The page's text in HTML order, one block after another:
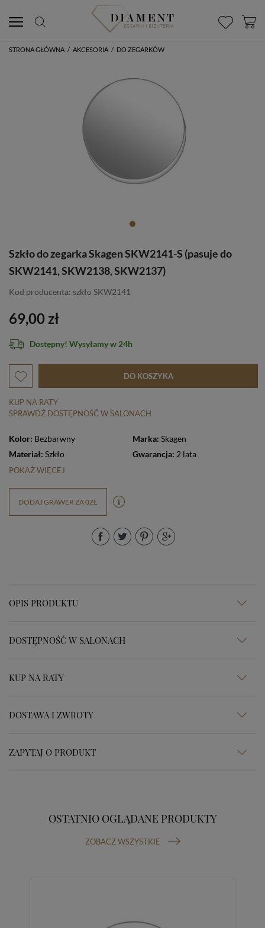
STRONA GŁÓWNA / AKCESORIA / DO ZEGARKÓW
Szkło do zegarka Skagen SKW2141-S (pasuje do
SKW2141, SKW2138, SKW2137)
Kod producenta: szkło SKW2141
69,00 zł
Dostępny! Wysyłamy w 24h
DO KOSZYKA
KUP NA RATY
SPRAWDŹ DOSTĘPNOŚĆ W SALONACH
Kolor: Bezbarwny Marka: Skagen
Materiał: Szkło Gwarancja: 2 lata
POKAŻ WIĘCEJ
DODAJ GRAWER ZA 0ZŁ
OPIS PRODUKTU
DOSTĘPNOŚĆ W SALONACH
KUP NA RATY
DOSTAWA I ZWROTY
ZAPYTAJ O PRODUKT
OSTATNIO OGLĄDANE PRODUKTY
ZOBACZ WSZYSTKIE